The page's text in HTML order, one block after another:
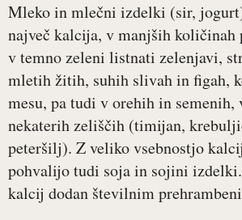
Mleko in mlečni izdelki (sir,
največ kalcija, v manjših količinah
v temno zeleni listnati zelenjavi,
mletih žitih, suhih slivah in figah,
mesu, pa tudi v orehih in semenih,
nekaterih zeliščih (timijan,
peteršilj). Z veliko vsebnostjo
pohvalijo tudi soja in sojini
kalcij dodan številnim